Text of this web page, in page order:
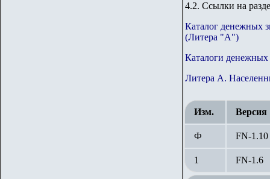
4.2. Ссылки на
Каталог денежных
(Литера "А")
Каталоги денежных
Литера А.
Изм. Версия
Ф FN-1.10
1 FN-1.6